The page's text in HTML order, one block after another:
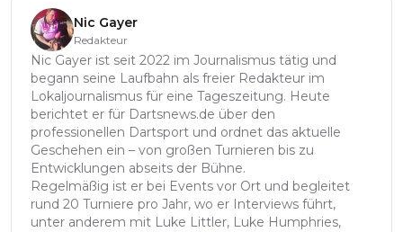
Nic Gayer
Redakteur
Nic Gayer ist seit 2022 im Journalismus tätig und
begann seine Laufbahn als freier Redakteur im
Lokaljournalismus für eine Tageszeitung. Heute
berichtet er für Dartsnews.de über den
professionellen Dartsport und ordnet das aktuelle
Geschehen ein – von großen Turnieren bis zu
Entwicklungen abseits der Bühne.
Regelmäßig ist er bei Events vor Ort und begleitet
rund 20 Turniere pro Jahr, wo er Interviews führt,
unter anderem mit Luke Littler, Luke Humphries,